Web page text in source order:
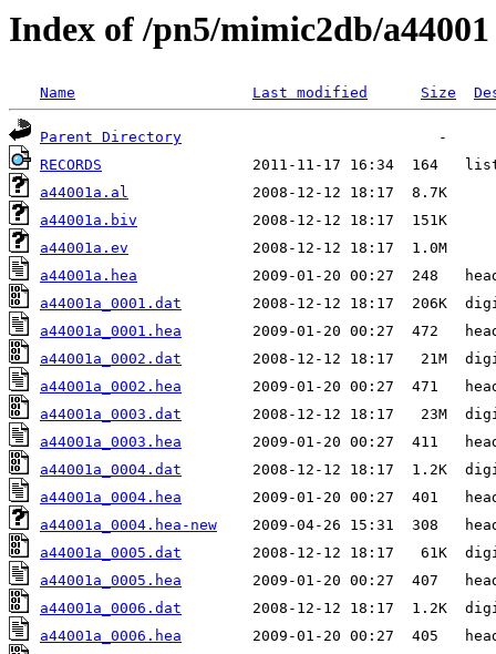
Index of /pn5/mimic2db/a44001
Name Last modified Size
Parent Directory
RECORDS
a44001a.al
a44001a.biv
a44001a.ev
a44001a.hea
a44001a_0001.dat
a44001a_0001.hea
a44001a_0002.dat
a44001a_0002.hea
a44001a_0003.dat
a44001a_0003.hea
a44001a_0004.dat
a44001a_0004.hea
a44001a_0004.hea-new
a44001a_0005.dat
a44001a_0005.hea
a44001a_0006.dat
a44001a_0006.hea